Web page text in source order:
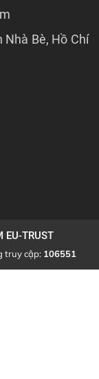
Bè, Hồ Chí
EU-TRUST
truy cập: 106551